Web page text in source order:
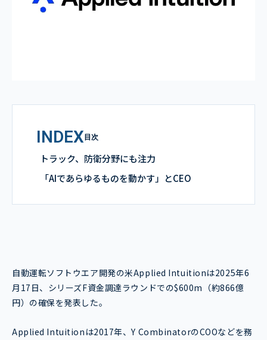
INDEX目次
トラック、防衛分野にも注力
「AIであらゆるものを動かす」とCEO
自動運転ソフトウエア開発の米Applied Intuitionは2025年6
月17日、シリーズF資金調達ラウンドでの$600m（約866億
円）の確保を発表した。
Applied Intuitionは2017年、Y CombinatorのCOOなどを務